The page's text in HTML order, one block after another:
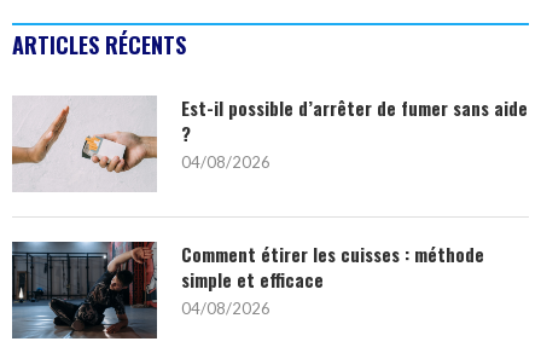
ARTICLES RÉCENTS
Est-il possible d’arrêter de fumer sans aide
?
04/08/2026
Comment étirer les cuisses : méthode
simple et efficace
04/08/2026